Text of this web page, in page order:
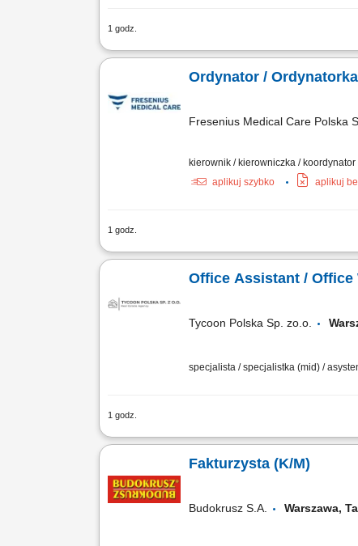
1 godz.
Zadania: Diagnostyka, profilaktyka i
Ordynator /
Fresenius Medical Care Polska
kierownik / kierowniczka /
aplikuj szybko
aplikuj
1 godz.
Opis stanowiska Zarządzanie pracą
Office Assistant / Office
Tycoon Polska Sp. zo.o.
specjalista / specjalistka (mid) /
1 godz.
Responsibilities: Answering and
Fakturzysta (K/M)
Budokrusz S.A. Warszawa,